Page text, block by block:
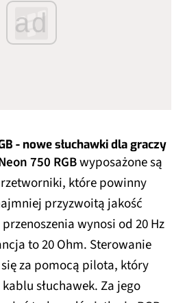
ad
- nowe słuchawki dla graczy
750 RGBwyposażone są
które powinny
przyzwoitą jakość
wynosi od 20 Hz
to 20 Ohm. Sterowanie
za pomocą pilota, który
słuchawek. Za jego